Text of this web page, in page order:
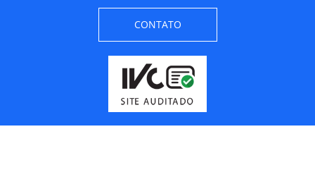
CONTATO